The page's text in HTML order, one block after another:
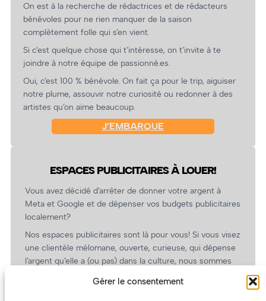
Gérer le consentement
On est à la recherche de rédactrices et de rédacteurs
bénévoles pour ne rien manquer de la saison
complètement folle qui s’en vient.
Si c’est quelque chose qui t’intéresse, on t’invite à te
joindre à notre équipe de passionné.es.
Oui, c’est 100 % bénévole. On fait ça pour le trip, aiguiser
notre plume, assouvir notre curiosité ou redonner à des
artistes qu’on aime beaucoup.
J’EMBARQUE
ESPACES PUBLICITAIRES À LOUER!
Vous avez décidé d’arrêter de donner votre argent à
Meta et Google et de dépenser vos budgets publicitaires
localement?
Nos espaces publicitaires sont là pour vous! Si vous visez
une clientèle mélomane, ouverte, curieuse, qui dépense
l’argent qu’elle a (ou pas) dans la culture, nous sommes